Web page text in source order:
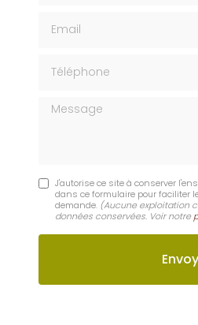
Message
J'autorise ce site à conserver
dans ce formulaire pour faciliter
demande. (Aucune exploitation
données conservées. Voir notre